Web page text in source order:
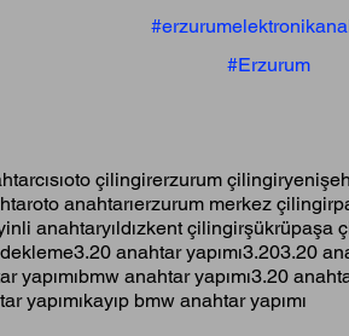
#Erzurum
oto çilingirerzurum çilingir
oto anahtarıerzurum merkez çilingir
anahtaryıldızkent çilingirşükrüpaşa
3.20 anahtar yapımı3.203.20
yapımıbmw anahtar yapımı3.20
yapımıkayıp bmw anahtar yapımı